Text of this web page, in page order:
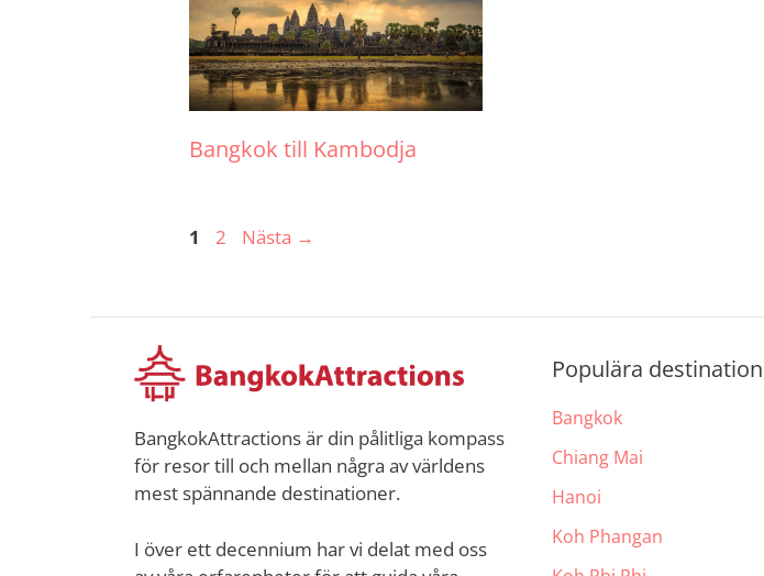
Bangkok till Kambodja
Sida
1 Sida
2 Nästa →
BangkokAttractions är din pålitliga kompass
för resor till och mellan några av världens
mest spännande destinationer.
I över ett decennium har vi delat med oss
Populära
Bangkok
Chiang Mai
Hanoi
Koh Phangan